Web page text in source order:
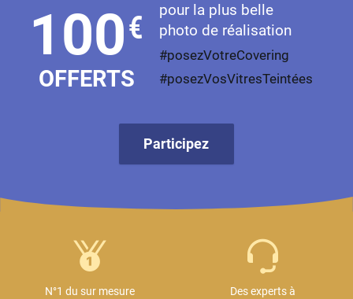
100€
OFFERTS
pour la plus belle
photo de réalisation
#posezVotreCovering
#posezVosVitresTeintées
Participez
N°1 du sur mesure
Des experts à